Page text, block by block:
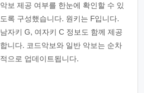
악보 제공 여부를 한눈에 확인할 수 있
도록 구성했습니다. 원키는 F입니다.
남자키 G, 여자키 C 정보도 함께 제공
합니다. 코드악보와 일반 악보는 순차
적으로 업데이트됩니다.